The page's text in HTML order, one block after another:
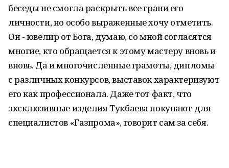
беседы не смогла раскрыть все грани его
личности, но особо выраженные хочу отметить.
Он - ювелир от Бога, думаю, со мной согласятся
многие, кто обращается к этому мастеру вновь и
вновь. Да и многочисленные грамоты, дипломы
с различных конкурсов, выставок характеризуют
его как профессионала. Даже тот факт, что
эксклюзивные изделия Тукбаева покупают для
специалистов «Газпрома», говорит сам за себя.